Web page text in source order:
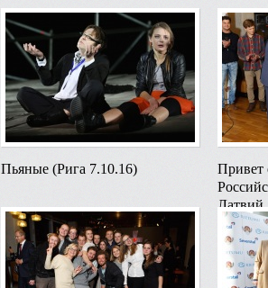
Пьяные (Рига 7.10.16)
Привет